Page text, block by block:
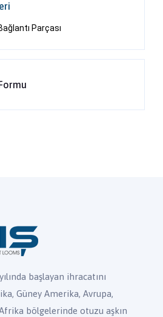
Parçası
başlayan ihracatını
Güney Amerika, Avrupa,
bölgelerinde otuzu aşkın